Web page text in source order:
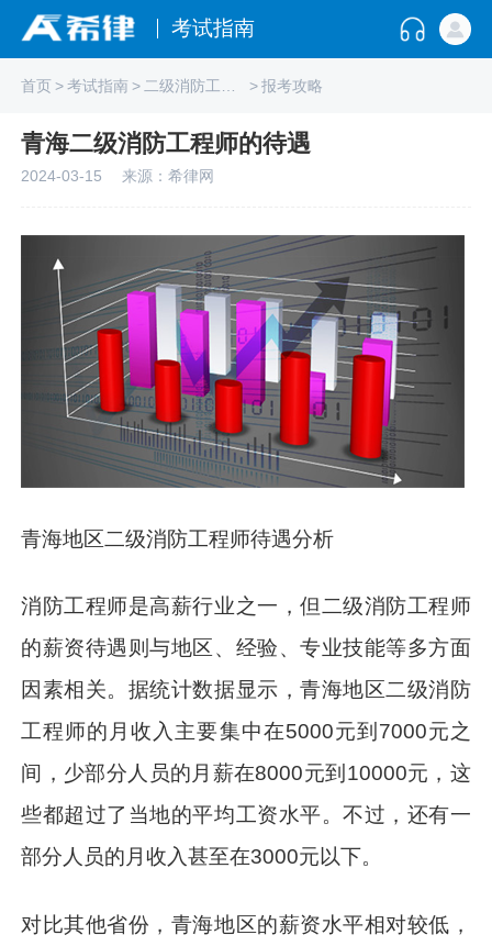
考试指南
首页>考试指南> > 报考攻略
青海二级消防工程师的待遇
2024-03-15 来源：希律网
青海地区二级消防工程师待遇分析
消防工程师是高薪行业之一，但二级消防工程师
的薪资待遇则与地区、经验、专业技能等多方面
因素相关。据统计数据显示，青海地区二级消防
工程师的月收入主要集中在5000元到7000元之
间，少部分人员的月薪在8000元到10000元，这
些都超过了当地的平均工资水平。不过，还有一
部分人员的月收入甚至在3000元以下。
对比其他省份，青海地区的薪资水平相对较低，